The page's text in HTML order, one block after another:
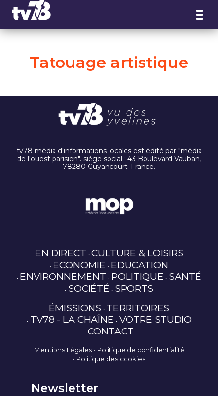
Tatouage artistique
tv78 média d'informations locales est édité par "média
de l'ouest parisien". siège social : 43 Boulevard Vauban,
78280 Guyancourt. France.
EN DIRECT CULTURE & LOISIRS
ECONOMIE EDUCATION
ENVIRONNEMENT POLITIQUE SANTÉ
SOCIÉTÉ SPORTS
ÉMISSIONS TERRITOIRES
TV78 - LA CHAÎNE VOTRE STUDIO
CONTACT
Mentions Légales
Politique de confidentialité
Politique des cookies
Newsletter
Panneau de gestion des cookies